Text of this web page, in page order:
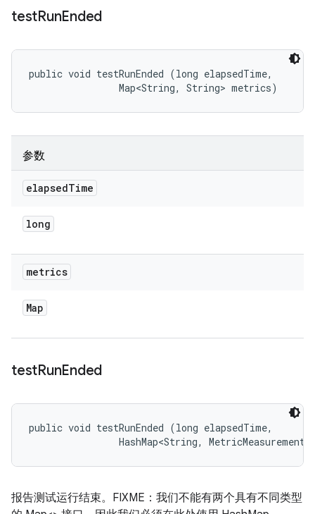
testRunEnded
public void testRunEnded (long elapsedTime,
                Map<String, String> metrics)
参数
elapsedTime
long
metrics
Map
testRunEnded
public void testRunEnded (long elapsedTime,
HashMap<String,
报告测试运行结束。FIXME：我们不能有两个具有不同类型